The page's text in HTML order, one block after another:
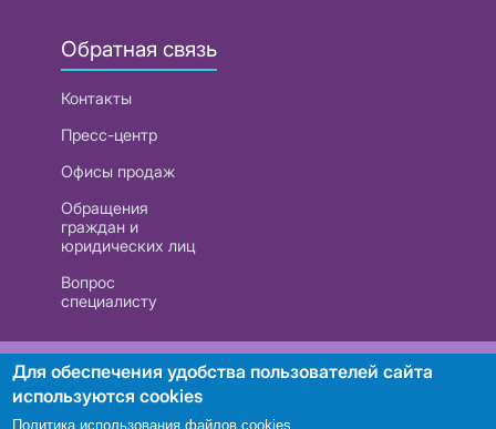
Обратная связь
Контакты
Пресс-центр
Офисы продаж
Обращения
граждан и
юридических лиц
Вопрос
специалисту
РУП «Белтелеком». УНП 101007741
Для обеспечения удобства пользователей сайта
используются cookies
Политика использования файлов cookies